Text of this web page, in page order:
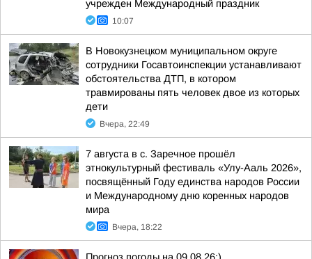
учрежден Международный праздник
10:07
В Новокузнецком муниципальном округе
сотрудники Госавтоинспекции устанавливают
обстоятельства ДТП, в котором
травмированы пять человек двое из которых
дети
Вчера, 22:49
7 августа в с. Заречное прошёл
этнокультурный фестиваль «Улу-Ааль 2026»,
посвящённый Году единства народов России
и Международному дню коренных народов
мира
Вчера, 18:22